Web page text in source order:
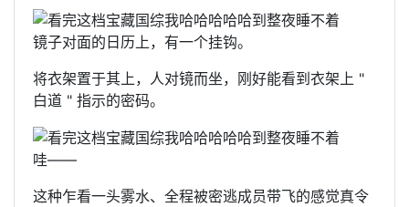
镜子对面的日历上，有一个挂钩。
将衣架置于其上，人对镜而坐，刚好能看到衣架上 "
白道 " 指示的密码。
哇——
这种乍看一头雾水、全程被密逃成员带飞的感觉真令